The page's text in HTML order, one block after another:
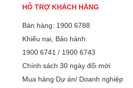
HỖ TRỢ KHÁCH HÀNG
Bán hàng: 1900 6788
Khiếu nại, Bảo hành:
1900 6741 / 1900 6743
Chính sách 30 ngày đổi mới
Mua hàng Dự án/ Doanh nghiệp